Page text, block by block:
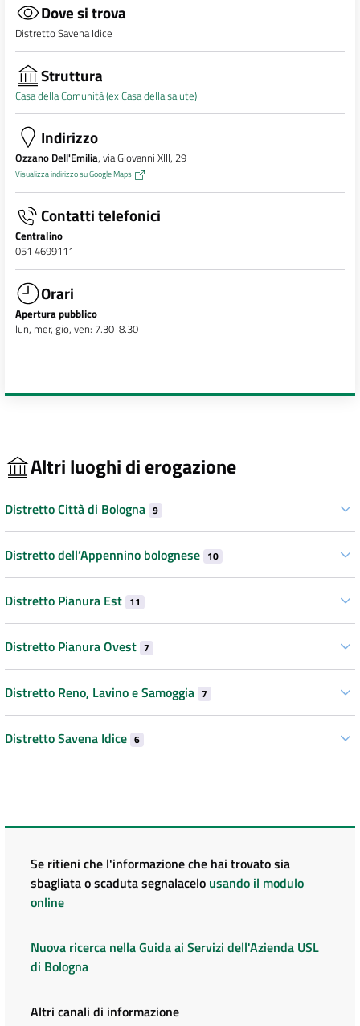
Dove si trova
Distretto Savena Idice
Struttura
Casa della Comunità (ex Casa della salute)
Indirizzo
Ozzano Dell'Emilia, via Giovanni XIII, 29
Visualizza indirizzo su Google Maps
Contatti telefonici
Centralino
051 4699111
Orari
Apertura pubblico
lun, mer, gio, ven: 7.30-8.30
Altri luoghi di erogazione
Distretto Città di Bologna 9
Distretto dell’Appennino bolognese 10
Distretto Pianura Est 11
Distretto Pianura Ovest 7
Distretto Reno, Lavino e Samoggia 7
Distretto Savena Idice 6
Se ritieni che l'informazione che hai trovato sia
sbagliata o scaduta segnalacelo usando il modulo
online
Nuova ricerca nella Guida ai Servizi dell'Azienda USL
di Bologna
Altri canali di informazione